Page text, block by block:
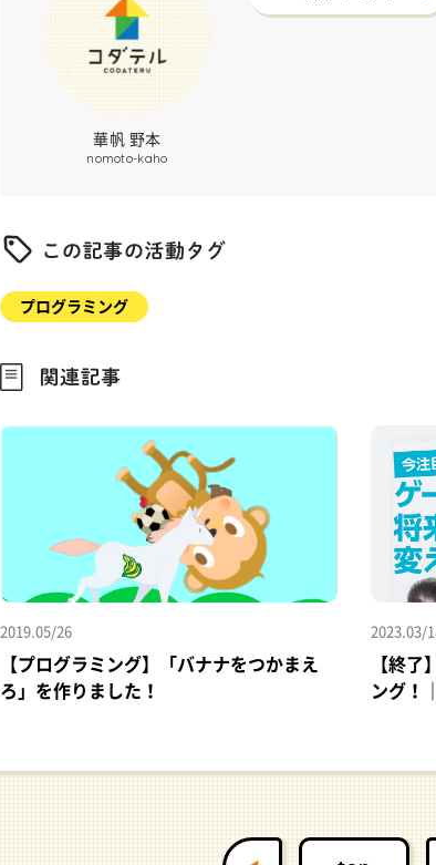
華帆 野本
nomoto-kaho
プログラミング
2019.05/26
【プログラミング】「バナナをつかまえ
ろ」を作りました！
2023.03/
【終了
ング！